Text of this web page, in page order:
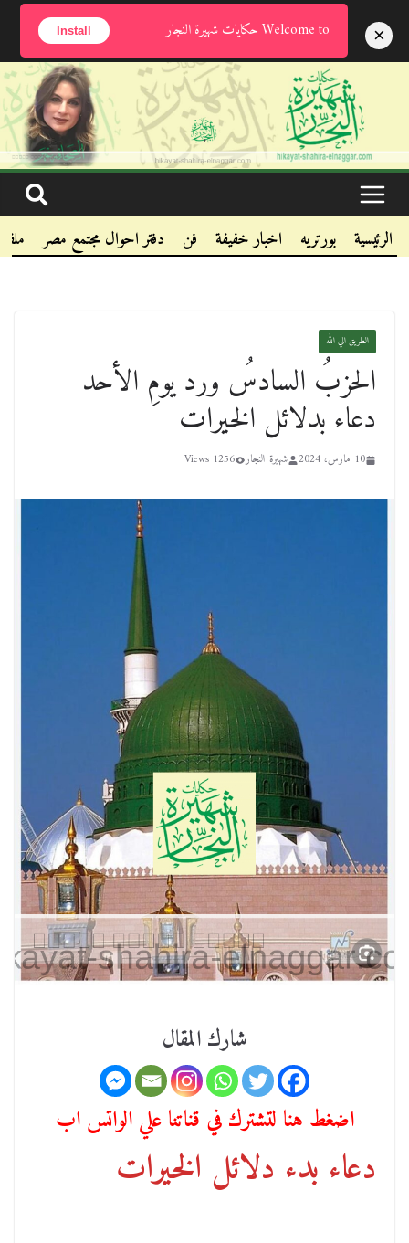
السبت, أغسطس 8, 2026
.
.
.
الرئيسية بورتريه اخبار خفيفة فن دفتر احوال مجتمع مصر
الطريق الي الله
الحزبُ السادسُ ورد يومِ الأحد
دعاء بدلائل الخيرات
10 مارس، 2024 شهيرة النجار 1256 Views
شارك المقال
اضغط هنا لتشترك في قناتنا علي الواتس اب
دعاء بدء دلائل الخيرات
Welcome to حكايات شهيرة النجار Install ×